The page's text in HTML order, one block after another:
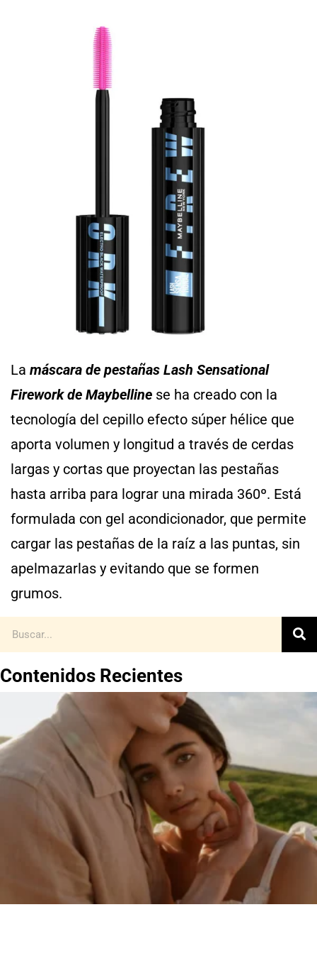
La máscara de pestañas Lash Sensational
Firework de Maybelline se ha creado con la
tecnología del cepillo efecto súper hélice que
aporta volumen y longitud a través de cerdas
largas y cortas que proyectan las pestañas
hasta arriba para lograr una mirada 360º. Está
formulada con gel acondicionador, que permite
cargar las pestañas de la raíz a las puntas, sin
apelmazarlas y evitando que se formen
grumos.
Contenidos Recientes